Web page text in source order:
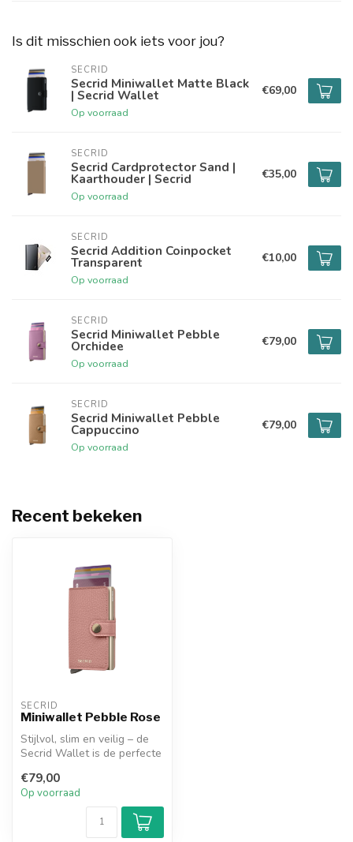
Is dit misschien ook iets voor jou?
SECRID
Secrid Miniwallet Matte Black
| Secrid Wallet
Op voorraad
€69,00
SECRID
Secrid Cardprotector Sand |
Kaarthouder | Secrid
Op voorraad
€35,00
SECRID
Secrid Addition Coinpocket
Transparent
Op voorraad
€10,00
SECRID
Secrid Miniwallet Pebble
Orchidee
Op voorraad
€79,00
SECRID
Secrid Miniwallet Pebble
Cappuccino
Op voorraad
€79,00
Recent bekeken
SECRID
Miniwallet Pebble Rose
Stijlvol, slim en veilig – de
Secrid Wallet is de perfecte
€79,00
Op voorraad